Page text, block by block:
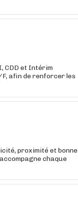
CDD et Intérim
afin de renforcer les
proximité et bonne
chaque